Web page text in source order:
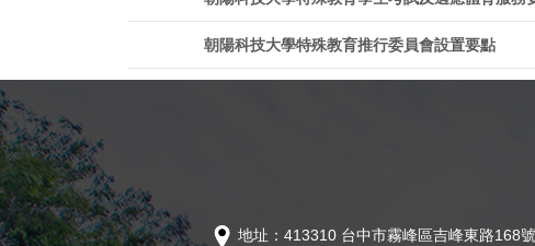
朝陽科技大學特殊教育推行委員會設置要點
地址：413310 台中市霧峰區吉峰東路168號